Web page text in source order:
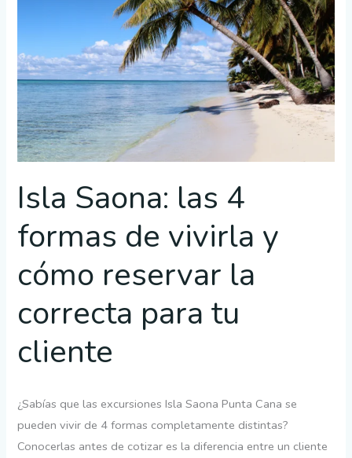
Isla Saona: las 4
formas de vivirla y
cómo reservar la
correcta para tu
cliente
¿Sabías que las excursiones Isla Saona Punta Cana se
pueden vivir de 4 formas completamente distintas?
Conocerlas antes de cotizar es la diferencia entre un cliente
de
vivirla
y
cómo
reservar
correcta
tu
cliente